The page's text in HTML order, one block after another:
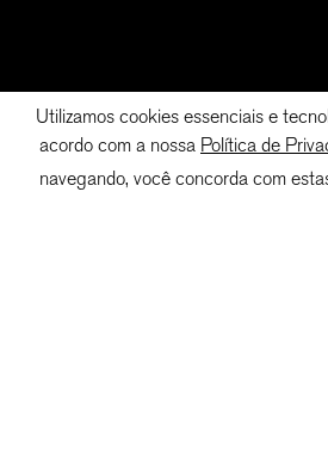
Utilizamos cookies essenciais e
acordo com a nossa Política de
navegando, você concorda com